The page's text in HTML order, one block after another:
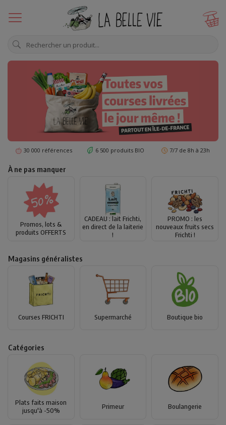
30 000 références 6 500 produits BIO 7/7 de 8h à 23h
À ne pas manquer
Promos, lots &
produits OFFERTS
CADEAU : lait Frichti,
en direct de la laiterie
!
PROMO : les
nouveaux fruits secs
Frichti !
Magasins généralistes
Courses FRICHTI Supermarché Boutique bio
Catégories
Plats faits maison
jusqu'à -50%
Primeur Boulangerie